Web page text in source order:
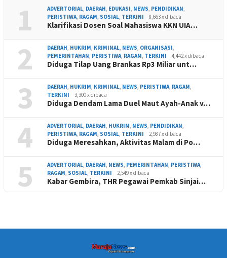
1 ADVERTORIAL, DAERAH, EDUKASI, NEWS, PENDIDIKAN,
PERISTIWA, RAGAM, SOSIAL, TERKINI 8,663 x dibaca
Klarifikasi Dosen Soal Mahasiswa KKN UIA…
2 DAERAH, HUKRIM, KRIMINAL, NEWS, ORGANISASI,
PEMERINTAHAN, PERISTIWA, RAGAM, TERKINI 4,442 x dibaca
Diduga Tilap Uang Brankas Rp3 Miliar unt…
3 DAERAH, HUKRIM, KRIMINAL, NEWS, PERISTIWA, RAGAM,
TERKINI
3,300 x dibaca
Diduga Dendam Lama Duel Maut Ayah-Anak v…
4 ADVERTORIAL, DAERAH, HUKRIM, NEWS, PENDIDIKAN,
PERISTIWA, RAGAM, SOSIAL, TERKINI 2,987 x dibaca
Diduga Meresahkan, Aktivitas Malam di Po…
5 ADVERTORIAL, DAERAH, NEWS, PEMERINTAHAN, PERISTIWA,
RAGAM, SOSIAL, TERKINI 2,549 x dibaca
Kabar Gembira, THR Pegawai Pemkab Sinjai…